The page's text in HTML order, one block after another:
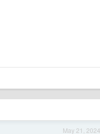
May 21, 2024